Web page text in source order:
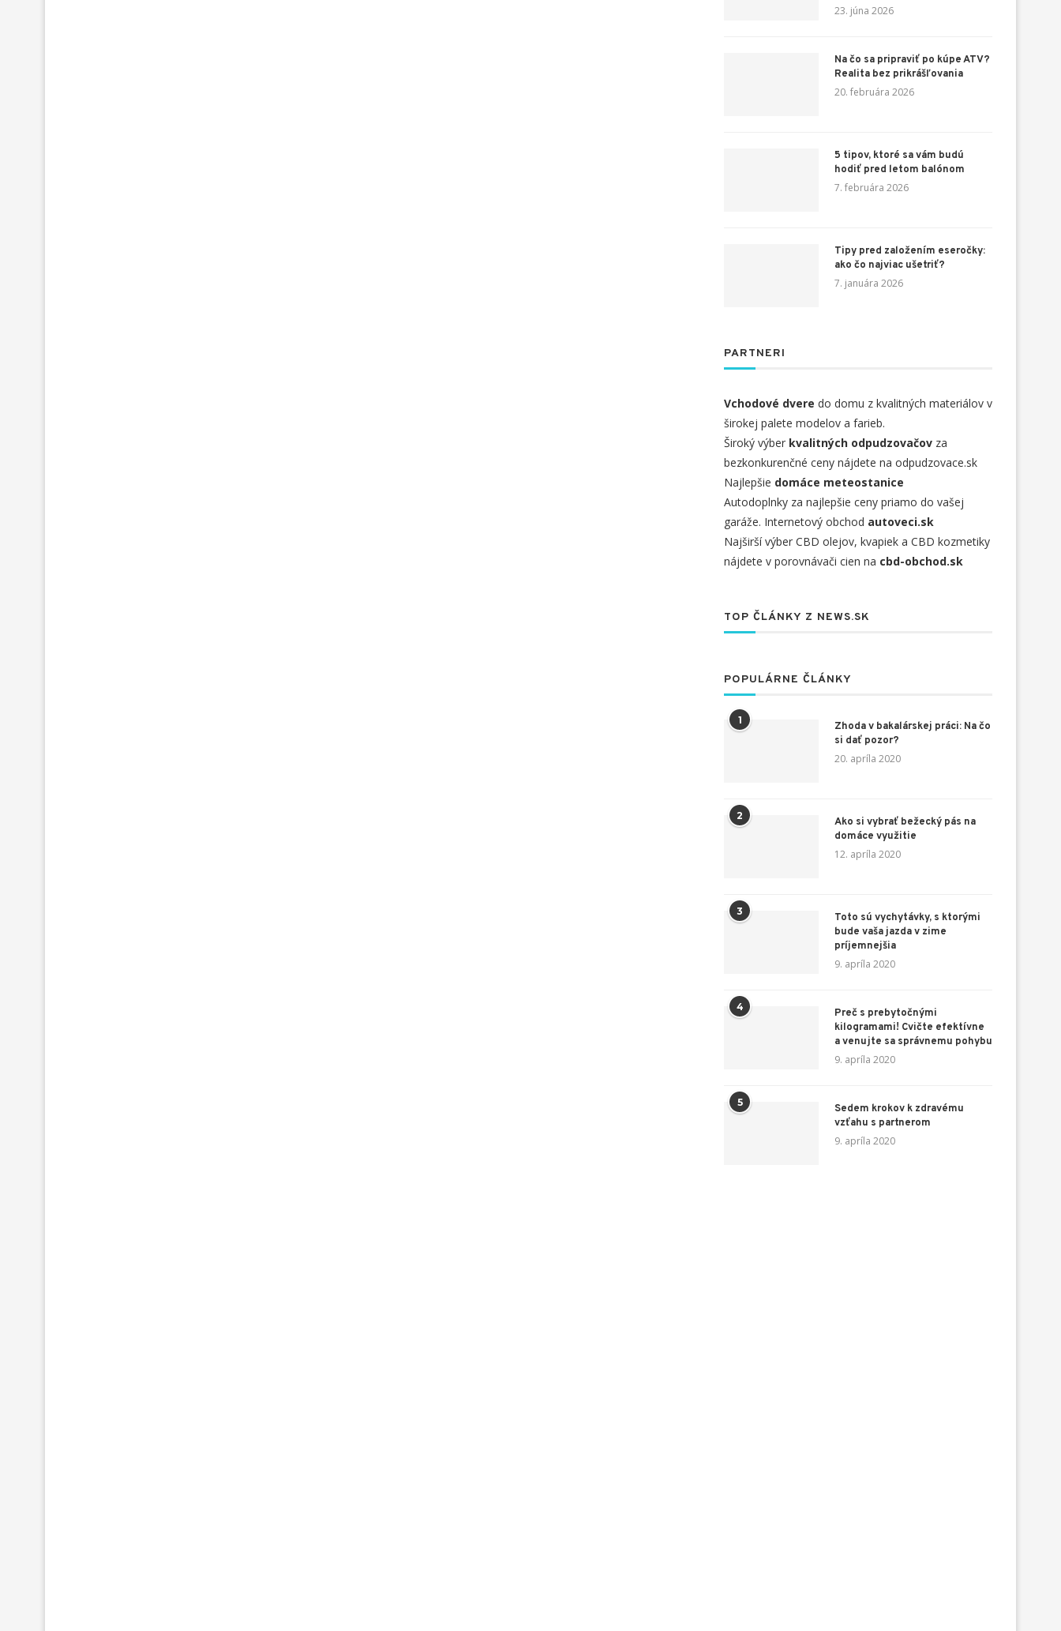
23. júna 2026
Na čo sa pripraviť po kúpe ATV?
Realita bez prikrášľovania
20. februára 2026
5 tipov, ktoré sa vám budú
hodiť pred letom balónom
7. februára 2026
Tipy pred založením eseročky:
ako čo najviac ušetriť?
7. januára 2026
PARTNERI
Vchodové dvere do domu z kvalitných materiálov v
širokej palete modelov a farieb.
Široký výber kvalitných odpudzovačov za
bezkonkurenčné ceny nájdete na odpudzovace.sk
Najlepšie domáce meteostanice
Autodoplnky za najlepšie ceny priamo do vašej
garáže. Internetový obchod autoveci.sk
Najširší výber CBD olejov, kvapiek a CBD kozmetiky
nájdete v porovnávači cien na cbd-obchod.sk
TOP ČLÁNKY Z NEWS.SK
POPULÁRNE ČLÁNKY
1
Zhoda v bakalárskej práci: Na čo
si dať pozor?
20. apríla 2020
2
Ako si vybrať bežecký pás na
domáce využitie
12. apríla 2020
3
Toto sú vychytávky, s ktorými
bude vaša jazda v zime
príjemnejšia
9. apríla 2020
4
Preč s prebytočnými
kilogramami! Cvičte efektívne
a venujte sa správnemu pohybu
9. apríla 2020
5
Sedem krokov k zdravému
vzťahu s partnerom
9. apríla 2020